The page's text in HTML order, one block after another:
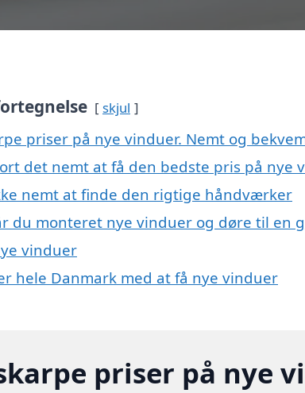
skjul
priser på nye vinduer. Nemt og
det nemt at få den bedste pris på nye
nemt at finde den rigtige håndværker
du monteret nye vinduer og døre til en
vinduer
hele Danmark med at få nye vinduer
priser på nye